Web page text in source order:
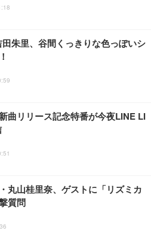
朱里、谷間くっきりな色っぽいシ
曲リリース記念特番が今夜LINE LI
丸山桂里奈、ゲストに「リズミカ
質問